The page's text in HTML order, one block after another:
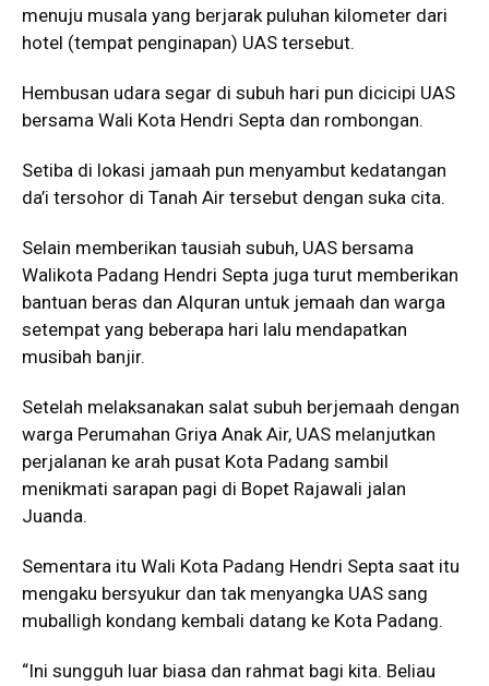
menuju musala yang berjarak puluhan kilometer dari
hotel (tempat penginapan) UAS tersebut.
Hembusan udara segar di subuh hari pun dicicipi UAS
bersama Wali Kota Hendri Septa dan rombongan.
Setiba di lokasi jamaah pun menyambut kedatangan
da’i tersohor di Tanah Air tersebut dengan suka cita.
Selain memberikan tausiah subuh, UAS bersama
Walikota Padang Hendri Septa juga turut memberikan
bantuan beras dan Alquran untuk jemaah dan warga
setempat yang beberapa hari lalu mendapatkan
musibah banjir.
Setelah melaksanakan salat subuh berjemaah dengan
warga Perumahan Griya Anak Air, UAS melanjutkan
perjalanan ke arah pusat Kota Padang sambil
menikmati sarapan pagi di Bopet Rajawali jalan
Juanda.
Sementara itu Wali Kota Padang Hendri Septa saat itu
mengaku bersyukur dan tak menyangka UAS sang
muballigh kondang kembali datang ke Kota Padang.
“Ini sungguh luar biasa dan rahmat bagi kita. Beliau